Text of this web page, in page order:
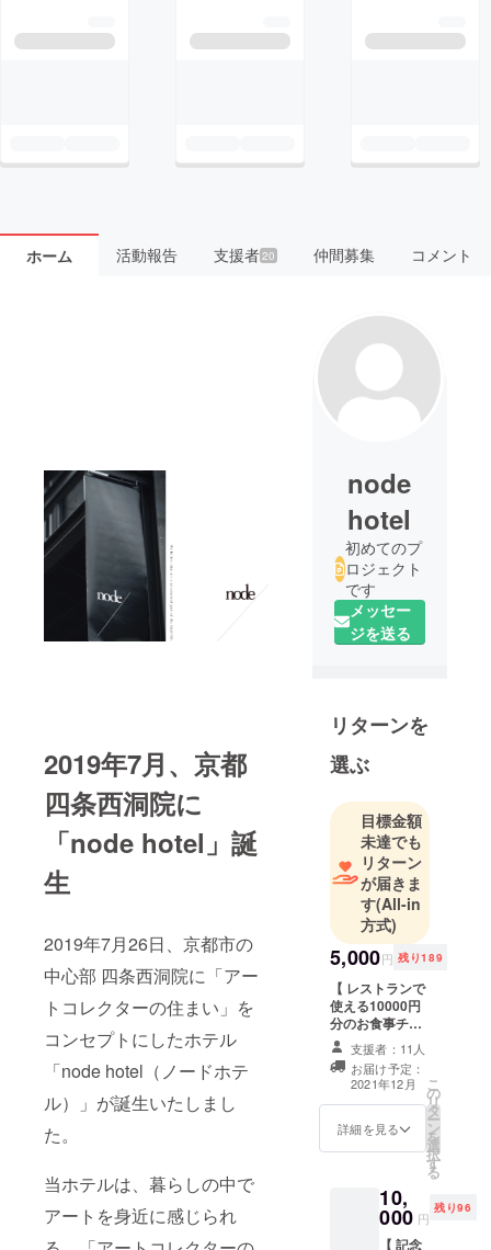
ホーム 活動報告 支援者 20 仲間募集 コメント
2019年7月、京都
四条西洞院に
「node hotel」誕
生
2019年7月26日、京都市の
中心部 四条西洞院に「アー
トコレクターの住まい」を
コンセプトにしたホテル
「node hotel（ノードホテ
ル）」が誕生いたしまし
た。
当ホテルは、暮らしの中で
アートを身近に感じられ
node
hotel
初めてのプ
ロジェクト
です
メッセー
ジを送る
リターンを
選ぶ
目標金額
未達でも
リターン
が届きま
す(All-in
方式)
5,000円 残り189
【 レストランで
使える10000円
分のお食事チ
ケット 】
node（レストラ
ン・カフェ）に
てご利用いただ
ける10,000円分
のチケットが、
5,000円でご購入
いただけます。
お食事だけで
も、ぜひnodeを
支援者：11人
お届け予定：
2021年12月
詳細を見る
こ
の
リ
タ
ー
ン
を
選
択
す
る
10,
000 円
残り96
【 記念